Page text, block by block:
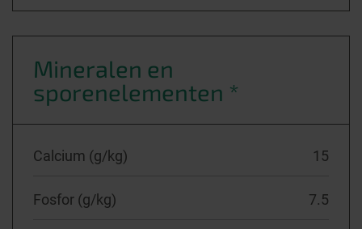
Mineralen en
sporenelementen *
Calcium (g/kg) 15
Fosfor (g/kg) 7.5